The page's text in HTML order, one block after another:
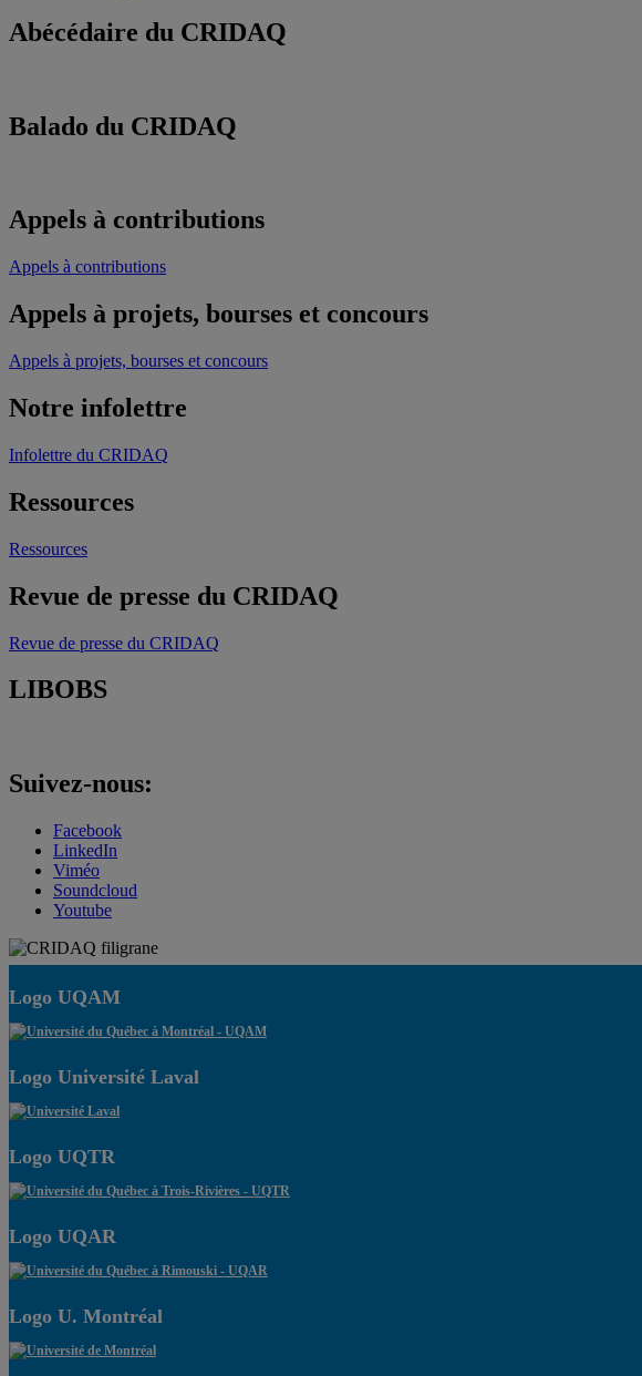
Abécédaire du CRIDAQ
Balado du CRIDAQ
Appels à contributions
Appels à contributions
Appels à projets, bourses et concours
Appels à projets, bourses et concours
Notre infolettre
Infolettre du CRIDAQ
Ressources
Ressources
Revue de presse du CRIDAQ
Revue de presse du CRIDAQ
LIBOBS
Suivez-nous:
Facebook
LinkedIn
Viméo
Soundcloud
Youtube
Logo UQAM
Logo Université Laval
Logo UQTR
Logo UQAR
Logo U. Montréal